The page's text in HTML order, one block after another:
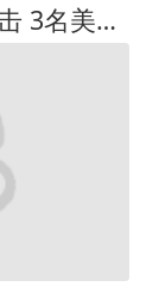
美军在约旦一基地遭无人机袭击 3名美军士兵死亡